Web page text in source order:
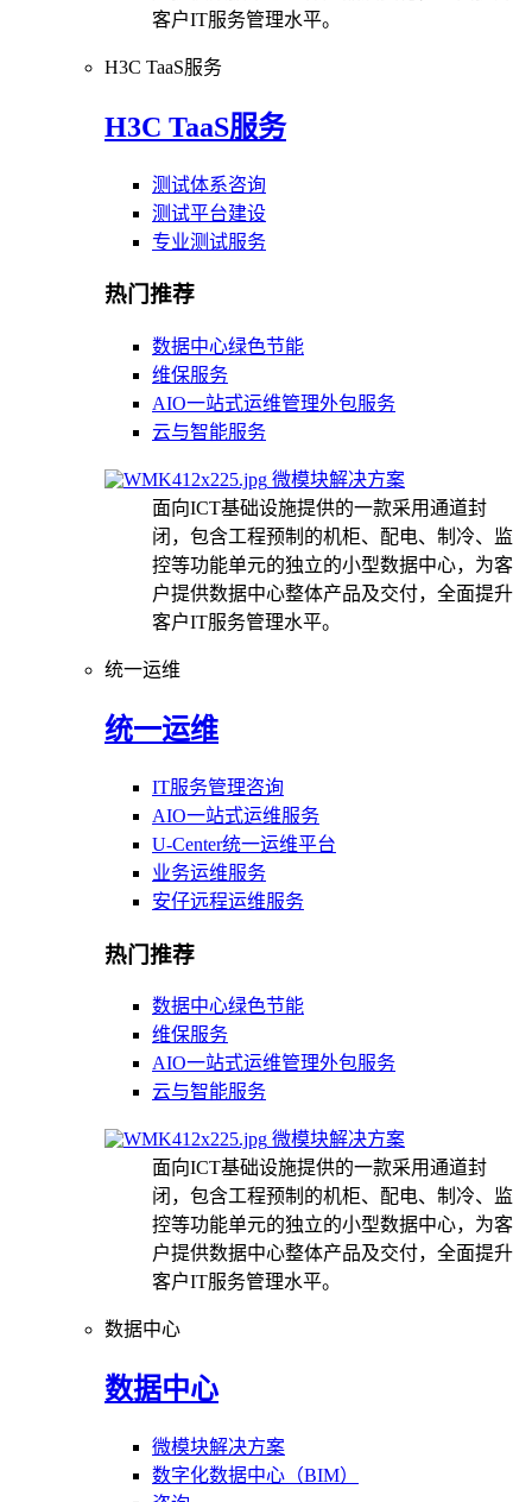
客户IT服务管理水平。
H3C TaaS服务
H3C TaaS服务
测试体系咨询
测试平台建设
专业测试服务
热门推荐
数据中心绿色节能
维保服务
AIO一站式运维管理外包服务
云与智能服务
微模块解决方案
面向ICT基础设施提供的一款采用通道封
闭，包含工程预制的机柜、配电、制冷、监
控等功能单元的独立的小型数据中心，为客
户提供数据中心整体产品及交付，全面提升
客户IT服务管理水平。
统一运维
统一运维
IT服务管理咨询
AIO一站式运维服务
U-Center统一运维平台
业务运维服务
安仔远程运维服务
热门推荐
数据中心绿色节能
维保服务
AIO一站式运维管理外包服务
云与智能服务
微模块解决方案
面向ICT基础设施提供的一款采用通道封
闭，包含工程预制的机柜、配电、制冷、监
控等功能单元的独立的小型数据中心，为客
户提供数据中心整体产品及交付，全面提升
客户IT服务管理水平。
数据中心
数据中心
微模块解决方案
数字化数据中心（BIM）